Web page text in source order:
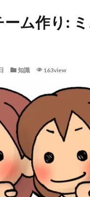
ム作り:
知識 163view